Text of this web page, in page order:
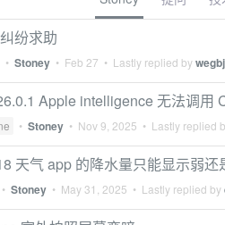
纷求助
• Stoney • Feb 27 • Lastly replied by
Apple intelligence 无法调用
• Stoney • Nov 9, 2025 • Lastly replied
天气 app 的降水量只能显示弱
• Stoney • May 31, 2025 • Lastly replied by